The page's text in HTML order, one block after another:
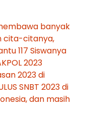
banyak
cita-citanya,
117 Siswanya
2023
2023 di
SNBT 2023 di
dan masih